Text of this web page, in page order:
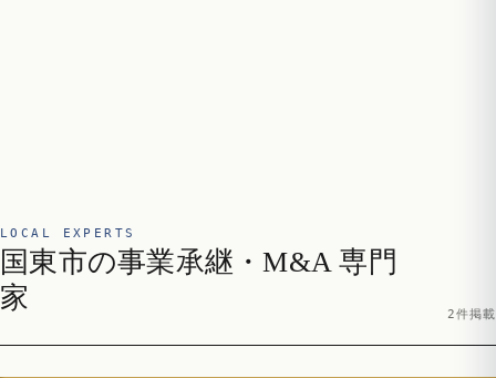
LOCAL EXPERTS
国東市の事業承継・M&A 専門
家
2件掲載